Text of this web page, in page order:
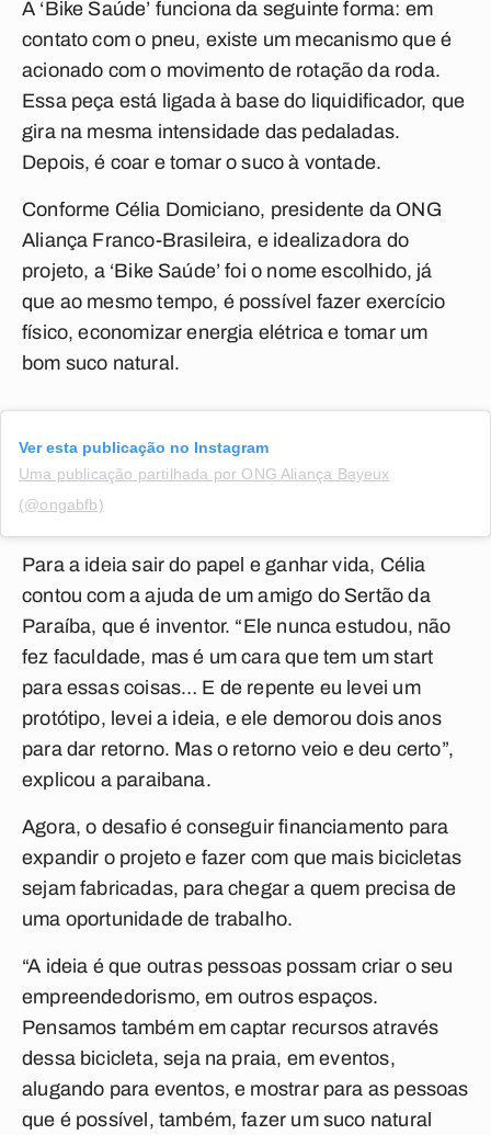
A ‘Bike Saúde’ funciona da seguinte forma: em
contato com o pneu, existe um mecanismo que é
acionado com o movimento de rotação da roda.
Essa peça está ligada à base do liquidificador, que
gira na mesma intensidade das pedaladas.
Depois, é coar e tomar o suco à vontade.
Conforme Célia Domiciano, presidente da ONG
Aliança Franco-Brasileira, e idealizadora do
projeto, a ‘Bike Saúde’ foi o nome escolhido, já
que ao mesmo tempo, é possível fazer exercício
físico, economizar energia elétrica e tomar um
bom suco natural.
Ver esta publicação no Instagram
Uma publicação partilhada por ONG Aliança Bayeux
(@ongabfb)
Para a ideia sair do papel e ganhar vida, Célia
contou com a ajuda de um amigo do Sertão da
Paraíba, que é inventor. “Ele nunca estudou, não
fez faculdade, mas é um cara que tem um start
para essas coisas… E de repente eu levei um
protótipo, levei a ideia, e ele demorou dois anos
para dar retorno. Mas o retorno veio e deu certo”,
explicou a paraibana.
Agora, o desafio é conseguir financiamento para
expandir o projeto e fazer com que mais bicicletas
sejam fabricadas, para chegar a quem precisa de
uma oportunidade de trabalho.
“A ideia é que outras pessoas possam criar o seu
empreendedorismo, em outros espaços.
Pensamos também em captar recursos através
dessa bicicleta, seja na praia, em eventos,
alugando para eventos, e mostrar para as pessoas
que é possível, também, fazer um suco natural